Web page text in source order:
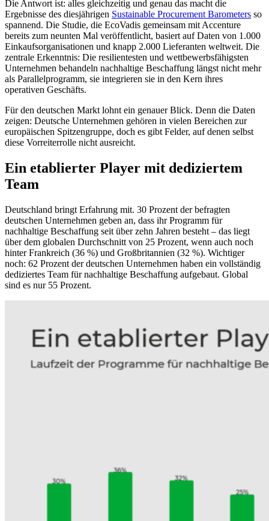
Die Antwort ist: alles gleichzeitig und genau das macht die
Ergebnisse des diesjährigen Sustainable Procurement Barometers so
spannend. Die Studie, die EcoVadis gemeinsam mit Accenture
bereits zum neunten Mal veröffentlicht, basiert auf Daten von 1.000
Einkaufsorganisationen und knapp 2.000 Lieferanten weltweit. Die
zentrale Erkenntnis: Die resilientesten und wettbewerbsfähigsten
Unternehmen behandeln nachhaltige Beschaffung längst nicht mehr
als Parallelprogramm, sie integrieren sie in den Kern ihres
operativen Geschäfts.
Für den deutschen Markt lohnt ein genauer Blick. Denn die Daten
zeigen: Deutsche Unternehmen gehören in vielen Bereichen zur
europäischen Spitzengruppe, doch es gibt Felder, auf denen selbst
diese Vorreiterrolle nicht ausreicht.
Ein etablierter Player mit dediziertem
Team
Deutschland bringt Erfahrung mit. 30 Prozent der befragten
deutschen Unternehmen geben an, dass ihr Programm für
nachhaltige Beschaffung seit über zehn Jahren besteht – das liegt
über dem globalen Durchschnitt von 25 Prozent, wenn auch noch
hinter Frankreich (36 %) und Großbritannien (32 %). Wichtiger
noch: 62 Prozent der deutschen Unternehmen haben ein vollständig
dediziertes Team für nachhaltige Beschaffung aufgebaut. Global
sind es nur 55 Prozent.